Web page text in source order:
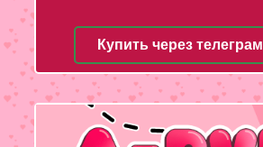
Купить через телеграм